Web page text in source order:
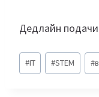
Дедлайн
Метки
записи:
#IT #STEM #